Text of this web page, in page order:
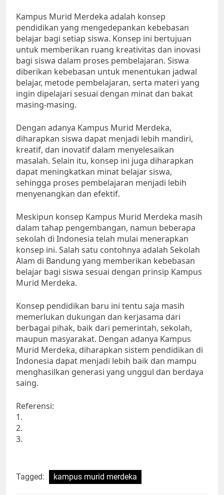
Kampus Murid Merdeka adalah konsep
pendidikan yang mengedepankan kebebasan
belajar bagi setiap siswa. Konsep ini bertujuan
untuk memberikan ruang kreativitas dan inovasi
bagi siswa dalam proses pembelajaran. Siswa
diberikan kebebasan untuk menentukan jadwal
belajar, metode pembelajaran, serta materi yang
ingin dipelajari sesuai dengan minat dan bakat
masing-masing.
Dengan adanya Kampus Murid Merdeka,
diharapkan siswa dapat menjadi lebih mandiri,
kreatif, dan inovatif dalam menyelesaikan
masalah. Selain itu, konsep ini juga diharapkan
dapat meningkatkan minat belajar siswa,
sehingga proses pembelajaran menjadi lebih
menyenangkan dan efektif.
Meskipun konsep Kampus Murid Merdeka masih
dalam tahap pengembangan, namun beberapa
sekolah di Indonesia telah mulai menerapkan
konsep ini. Salah satu contohnya adalah Sekolah
Alam di Bandung yang memberikan kebebasan
belajar bagi siswa sesuai dengan prinsip Kampus
Murid Merdeka.
Konsep pendidikan baru ini tentu saja masih
memerlukan dukungan dan kerjasama dari
berbagai pihak, baik dari pemerintah, sekolah,
maupun masyarakat. Dengan adanya Kampus
Murid Merdeka, diharapkan sistem pendidikan di
Indonesia dapat menjadi lebih baik dan mampu
menghasilkan generasi yang unggul dan berdaya
saing.
Referensi:
1.
2.
3.
Tagged: kampus murid merdeka